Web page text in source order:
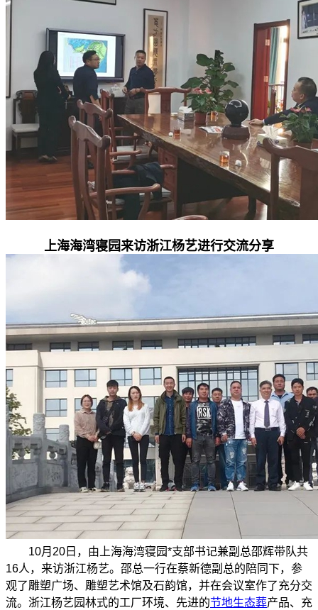
上海海湾寝园来访浙江杨艺进行交流分享
10月20日，由上海海湾寝园*支部书记兼副总邵辉带队共
16人，来访浙江杨艺。邵总一行在蔡新德副总的陪同下，参
观了雕塑广场、雕塑艺术馆及石韵馆，并在会议室作了充分交
流。浙江杨艺园林式的工厂环境、先进的节地生态葬产品、充